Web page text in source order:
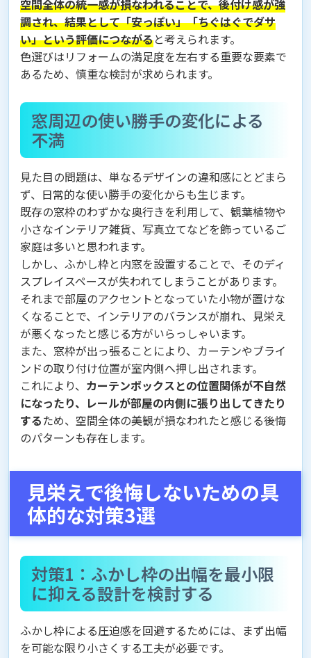
空間全体の統一感が損なわれることで、後付け感が強
調され、結果として「安っぽい」「ちぐはぐでダサ
い」という評価につながると考えられます。
色選びはリフォームの満足度を左右する重要な要素で
あるため、慎重な検討が求められます。
窓周辺の使い勝手の変化による
不満
見た目の問題は、単なるデザインの違和感にとどまら
ず、日常的な使い勝手の変化からも生じます。
既存の窓枠のわずかな奥行きを利用して、観葉植物や
小さなインテリア雑貨、写真立てなどを飾っているご
家庭は多いと思われます。
しかし、ふかし枠と内窓を設置することで、そのディ
スプレイスペースが失われてしまうことがあります。
それまで部屋のアクセントとなっていた小物が置けな
くなることで、インテリアのバランスが崩れ、見栄え
が悪くなったと感じる方がいらっしゃいます。
また、窓枠が出っ張ることにより、カーテンやブライ
ンドの取り付け位置が室内側へ押し出されます。
これにより、 カーテンボックスとの位置関係が不自然
になったり、レールが部屋の内側に張り出してきたり
するため、空間全体の美観が損なわれたと感じる後悔
のパターンも存在します。
見栄えで後悔しないための具
体的な対策3選
対策1：ふかし枠の出幅を最小限
に抑える設計を検討する
ふかし枠による圧迫感を回避するためには、まず出幅
を可能な限り小さくする工夫が必要です。